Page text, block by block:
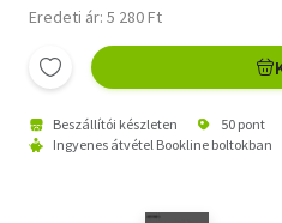
Eredeti ár: 5 280 Ft
Beszállítói készleten 50 pont
Ingyenes átvétel Bookline boltokban